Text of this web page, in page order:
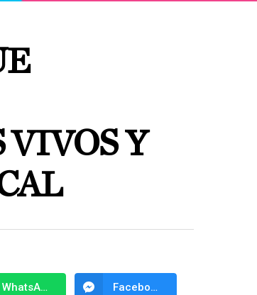
VIVOS Y
WhatsApp Facebook Messenger